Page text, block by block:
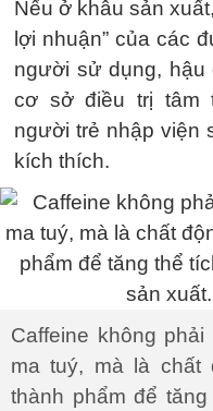
Nếu ở khâu sản
lợi nhuận” của các
người sử dụng, hậu
cơ sở điều trị tâm
người trẻ nhập viện
kích thích.
Caffeine không
ma tuý, mà là chất
thành phẩm để